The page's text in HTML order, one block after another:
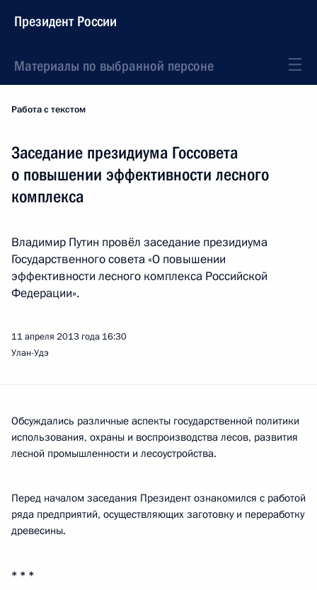
Президент России
Материалы по выбранной персоне
Работа с текстом
Заседание президиума Госсовета
о повышении эффективности лесного
комплекса
Владимир Путин провёл заседание президиума
Государственного совета «О повышении
эффективности лесного комплекса Российской
Федерации».
11 апреля 2013 года 16:30
Улан-Удэ
Обсуждались различные аспекты государственной политики
использования, охраны и воспроизводства лесов, развития
лесной промышленности и лесоустройства.
Перед началом заседания Президент ознакомился с работой
ряда предприятий, осуществляющих заготовку и переработку
древесины.
* * *